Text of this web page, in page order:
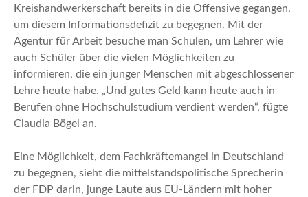
Kreishandwerkerschaft bereits in die Offensive gegangen,
um diesem Informationsdefizit zu begegnen. Mit der
Agentur für Arbeit besuche man Schulen, um Lehrer wie
auch Schüler über die vielen Möglichkeiten zu
informieren, die ein junger Menschen mit abgeschlossener
Lehre heute habe. „Und gutes Geld kann heute auch in
Berufen ohne Hochschulstudium verdient werden“, fügte
Claudia Bögel an.
Eine Möglichkeit, dem Fachkräftemangel in Deutschland
zu begegnen, sieht die mittelstandspolitische Sprecherin
der FDP darin, junge Laute aus EU-Ländern mit hoher